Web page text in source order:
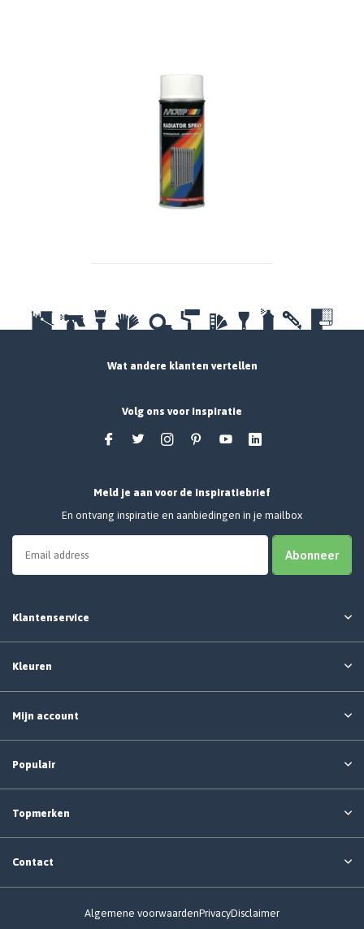
Wat andere klanten vertellen
Volg ons voor inspiratie
Meld je aan voor de inspiratiebrief
En ontvang inspiratie en aanbiedingen in je mailbox
Abonneer
Klantenservice
Kleuren
Mijn account
Populair
Topmerken
Contact
Algemene voorwaardenPrivacyDisclaimer